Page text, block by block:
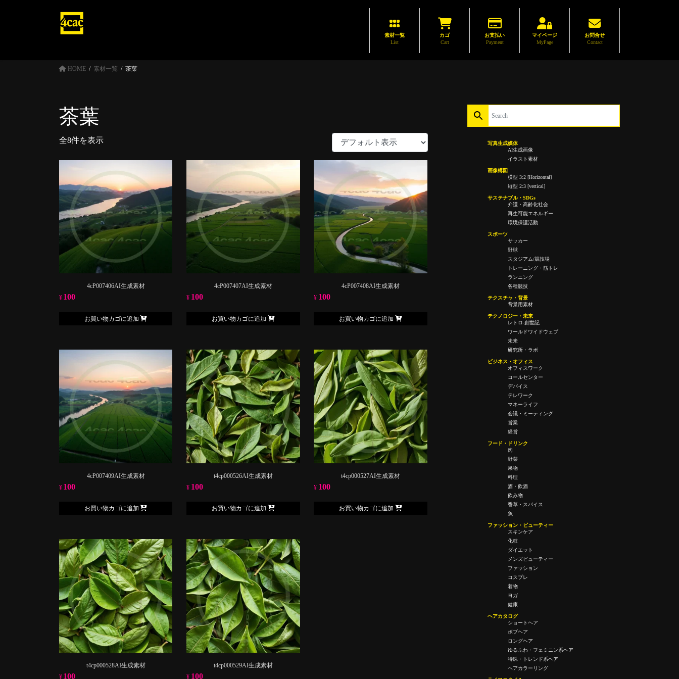
素材一覧
List
カゴ
Cart
お支払い
Payment
マイページ
MyPage
お問合せ
Contact
HOME 素材一覧 茶葉
茶葉
全8件を表示
4cP007406AI生成素材
¥ 100
お買い物カゴに追加
4cP007407AI生成素材
¥ 100
お買い物カゴに追加
4cP007408AI生成素材
¥ 100
お買い物カゴに追加
4cP007409AI生成素材
¥ 100
お買い物カゴに追加
t4cp000526AI生成素材
¥ 100
お買い物カゴに追加
t4cp000527AI生成素材
¥ 100
お買い物カゴに追加
t4cp000528AI生成素材
¥ 100
t4cp000529AI生成素材
¥ 100
写真生成媒体
AI生成画像
イラスト素材
画像構図
横型 3:2 [Horizontal]
縦型 2:3 [vertical]
サステナブル・SDGs
介護・高齢化社会
再生可能エネルギー
環境保護活動
スポーツ
サッカー
野球
スタジアム/競技場
トレーニング・筋トレ
ランニング
各種競技
テクスチャ・背景
背景用素材
テクノロジー・未来
レトロ-創世記
ワールドワイドウェブ
未来
研究所・ラボ
ビジネス・オフィス
オフィスワーク
コールセンター
デバイス
テレワーク
マネーライフ
会議・ミーティング
営業
経営
フード・ドリンク
肉
野菜
果物
料理
酒・飲酒
飲み物
香草・スパイス
魚
ファッション・ビューティー
スキンケア
化粧
ダイエット
メンズビューティー
ファッション
コスプレ
着物
ヨガ
健康
ヘアカタログ
ショートヘア
ボブヘア
ロングヘア
ゆるふわ・フェミニン系ヘア
特殊・トレンド系ヘア
ヘアカラーリング